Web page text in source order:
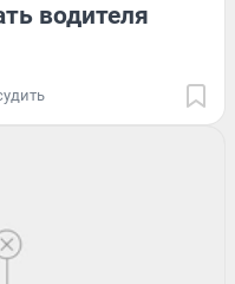
водителя